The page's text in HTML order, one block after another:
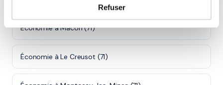
Refuser
Économie à Mâcon (71)
Économie à Le Creusot (71)